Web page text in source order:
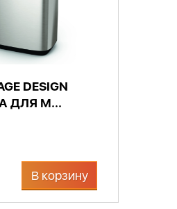
DESIGN
ДЛЯ М...
В корзину